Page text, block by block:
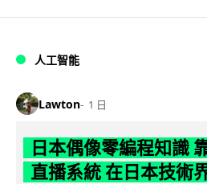
人工智能
Lawton 1 日
日本偶像零編程知識
直播系統 在日本技術